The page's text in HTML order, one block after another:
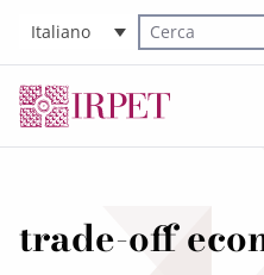
Italiano
Cerca nel sito
trade-off